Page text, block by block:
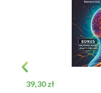
Cena
39,30 zł